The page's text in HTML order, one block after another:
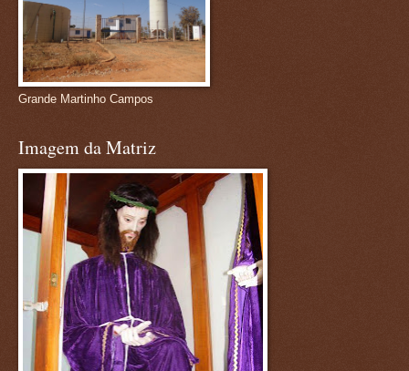
Grande Martinho Campos
Imagem da Matriz